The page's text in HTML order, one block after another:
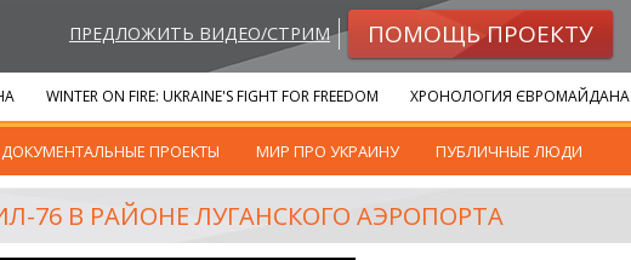
ПРЕДЛОЖИТЬ ВИДЕО/СТРИМ ПОМОЩЬ ПРОЕКТУ
ПРОЕКТЫ МИР ПРО УКРАИНУ ПУБЛИЧНЫЕ ЛЮДИ
WINTER ON FIRE: UKRAINE'S FIGHT FOR FREEDOM ХРОНОЛОГИЯ ЄВРОМАЙДАНА
76 В РАЙОНЕ ЛУГАНСКОГО АЭРОПОРТА